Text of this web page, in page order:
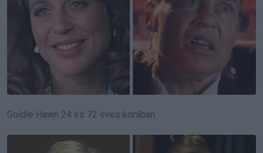
Goldie Hawn 24 és 72 éves korában